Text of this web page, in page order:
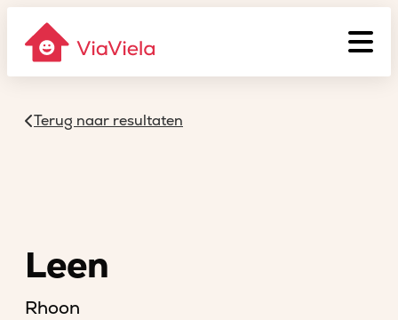
Terug naar resultaten
Leen
Rhoon